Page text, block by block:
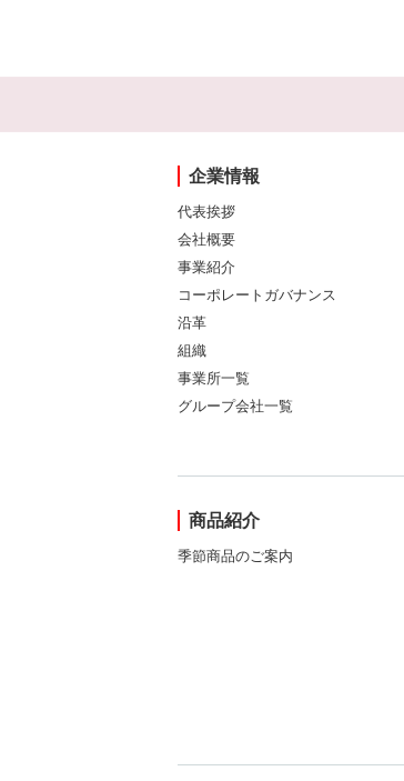
企業情報
代表挨拶
会社概要
事業紹介
コーポレートガバナンス
沿革
組織
事業所一覧
グループ会社一覧
商品紹介
季節商品のご案内